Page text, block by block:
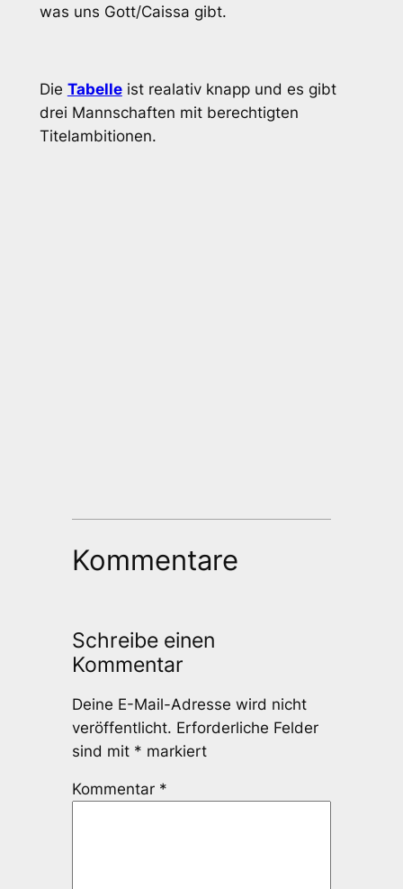
was uns Gott/Caissa gibt.
Die Tabelleist realativ knapp und es gibt
drei Mannschaften mit berechtigten
Titelambitionen.
Kommentare
Schreibe einen
Kommentar
Deine E-Mail-Adresse wird nicht
veröffentlicht. Erforderliche Felder
sind mit * markiert
Kommentar *